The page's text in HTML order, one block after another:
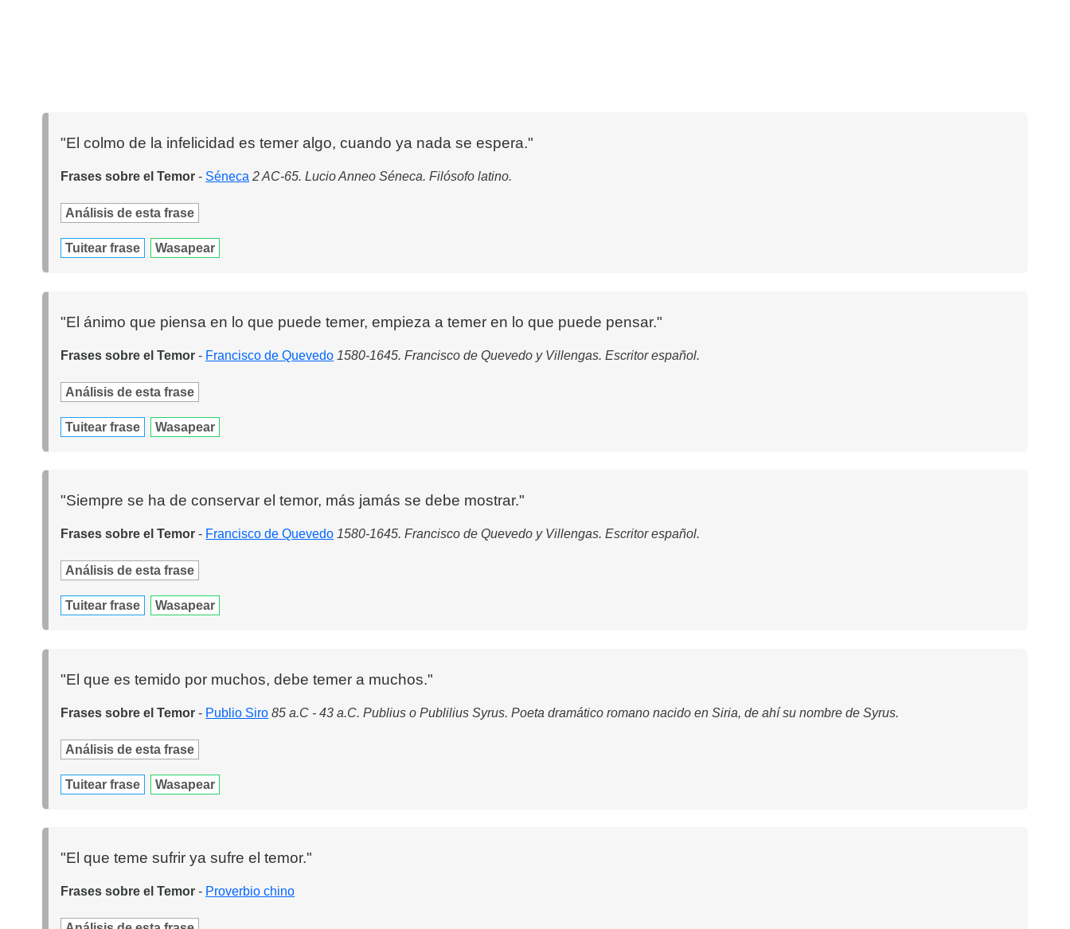
"El colmo de la infelicidad es temer algo, cuando ya nada se espera."
Frases sobre el Temor - Séneca 2 AC-65. Lucio Anneo Séneca. Filósofo latino.
Análisis de esta frase
Tuitear frase Wasapear
"El ánimo que piensa en lo que puede temer, empieza a temer en lo que puede pensar."
Frases sobre el Temor - Francisco de Quevedo 1580-1645. Francisco de Quevedo y Villengas. Escritor español.
Análisis de esta frase
Tuitear frase Wasapear
"Siempre se ha de conservar el temor, más jamás se debe mostrar."
Frases sobre el Temor - Francisco de Quevedo 1580-1645. Francisco de Quevedo y Villengas. Escritor español.
Análisis de esta frase
Tuitear frase Wasapear
"El que es temido por muchos, debe temer a muchos."
Frases sobre el Temor - Publio Siro 85 a.C - 43 a.C. Publius o Publilius Syrus. Poeta dramático romano nacido en Siria, de ahí su nombre de Syrus.
Análisis de esta frase
Tuitear frase Wasapear
"El que teme sufrir ya sufre el temor."
Frases sobre el Temor - Proverbio chino